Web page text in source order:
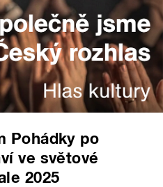
Pohádky po
ve světové
2025